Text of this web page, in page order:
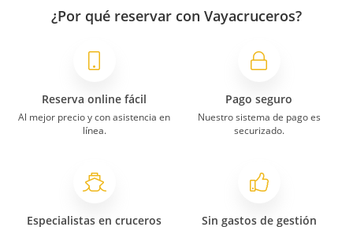
¿Por qué reservar con Vayacruceros?
Reserva online fácil
Al mejor precio y con asistencia en
línea.
Pago seguro
Nuestro sistema de pago es
securizado.
Especialistas en cruceros Sin gastos de gestión